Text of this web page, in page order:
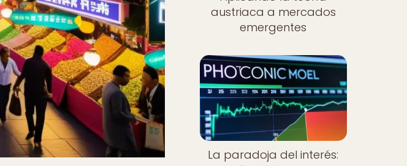
austriaca a mercados
emergentes
La paradoja del interés: